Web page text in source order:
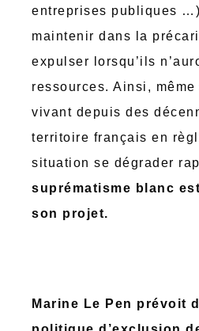
entreprises publiques
maintenir dans la
expulser lorsqu’ils
ressources. Ainsi,
vivant depuis des
territoire français en
situation se dégrader
suprématisme blanc
son projet.
Marine Le Pen prévoit